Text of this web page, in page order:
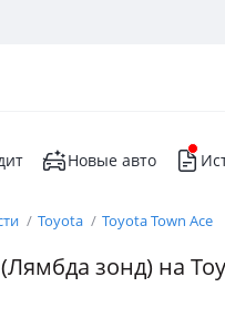
Новые авто
Toyota Toyota Town Ace
зонд) на